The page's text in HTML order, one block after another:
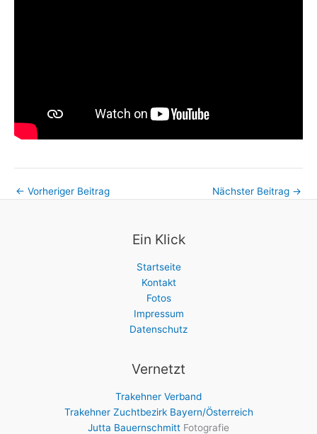
← Vorheriger Beitrag Nächster Beitrag →
Ein Klick
Startseite
Kontakt
Fotos
Impressum
Datenschutz
Vernetzt
Trakehner Verband
Trakehner Zuchtbezirk Bayern/Österreich
Jutta Bauernschmitt Fotografie